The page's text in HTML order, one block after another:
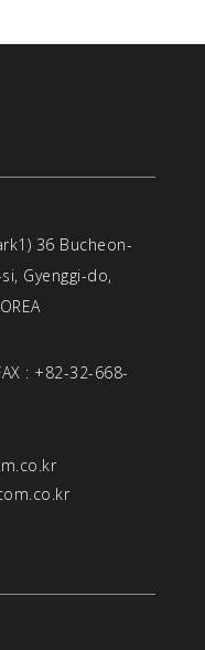
36 Bucheon-
Gyenggi-do,
: +82-32-668-